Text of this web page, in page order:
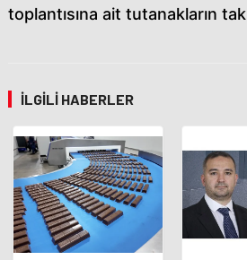
toplantısına ait tutanakların
İLGILI HABERLER